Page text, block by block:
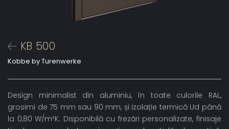
KB 500
Kobbe by Turenwerke
Design minimalist din aluminiu, în toate culorile RAL,
grosimi de 75 mm sau 90 mm, și izolație termică Ud până
la 0,80 W/m²K. Disponibilă cu frezări personalizate, finisaje